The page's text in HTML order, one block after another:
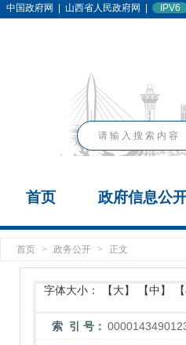
中国政府网 山西省人民政府网 IPV6
首页 政府信息公
首页 > 政务公开 > 正文
字体大小： 【大】 【中】
索 引 号：